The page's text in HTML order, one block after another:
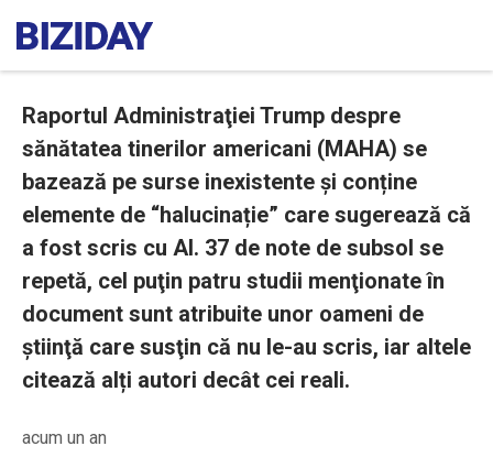
Raportul Administraţiei Trump despre
sănătatea tinerilor americani (MAHA) se
bazează pe surse inexistente și conține
elemente de “halucinație” care sugerează că
a fost scris cu AI. 37 de note de subsol se
repetă, cel puţin patru studii menţionate în
document sunt atribuite unor oameni de
ştiinţă care susţin că nu le-au scris, iar altele
citează alți autori decât cei reali.
acum un an